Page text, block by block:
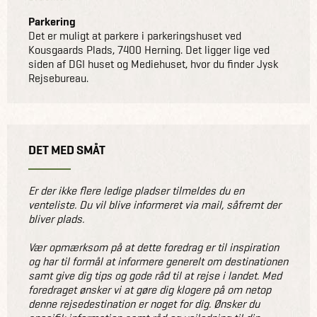
OBS: Vi gør opmærksom på, at dette er et
inspirationsforedrag om destinationen. Vi anbefaler
derfor, at du booker et møde efterfølgende for mere
detaljeret info om priser og muligheder på din
skræddersyede rejse.
Parkering
Det er muligt at parkere i parkeringshuset ved
Kousgaards Plads, 7400 Herning. Det ligger lige ved
siden af DGI huset og Mediehuset, hvor du finder Jysk
Rejsebureau.
DET MED SMÅT
Er der ikke flere ledige pladser tilmeldes du en
venteliste. Du vil blive informeret via mail, såfremt der
bliver plads.
Vær opmærksom på at dette foredrag er til inspiration
og har til formål at informere generelt om destinationen
samt give dig tips og gode råd til at rejse i landet. Med
foredraget ønsker vi at gøre dig klogere på om netop
denne rejsedestination er noget for dig. Ønsker du